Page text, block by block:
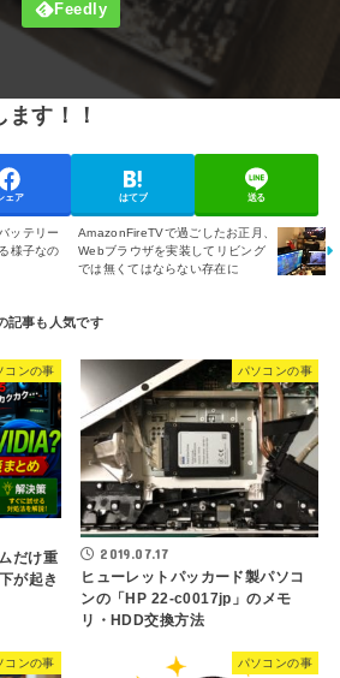
す！！
ェア はてブ 送る
AmazonFireTVで過ごしたお正月、
Webブラウザを実装してリビング
では無くてはならない存在に
ッテリー
様子なの
コンの事
だけ重
が起き
パソコンの事
2019.07.17
ヒューレットパッカード製パソコ
ンの「HP 22-c0017jp」のメモ
リ・HDD交換方法
コンの事 パソコンの事